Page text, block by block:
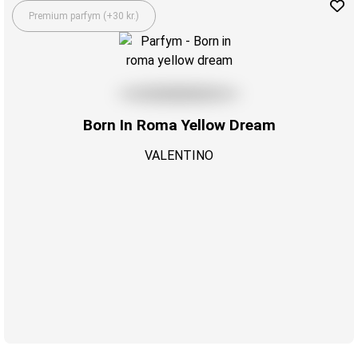
Premium parfym (+30 kr.)
Born In Roma Yellow Dream
VALENTINO